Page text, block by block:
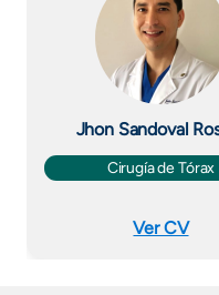
Jhon Sandoval
Cirugía de Tórax
Ver CV